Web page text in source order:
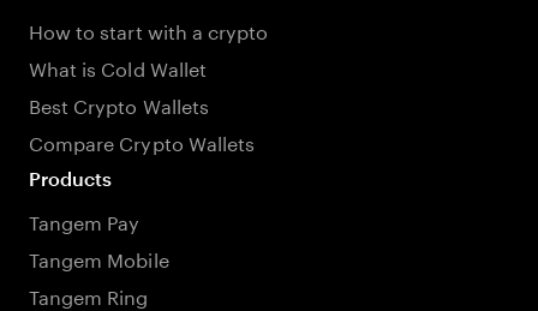
How to start with a crypto
What is Cold Wallet
Best Crypto Wallets
Compare Crypto Wallets
Products
Tangem Pay
Tangem Mobile
Tangem Ring